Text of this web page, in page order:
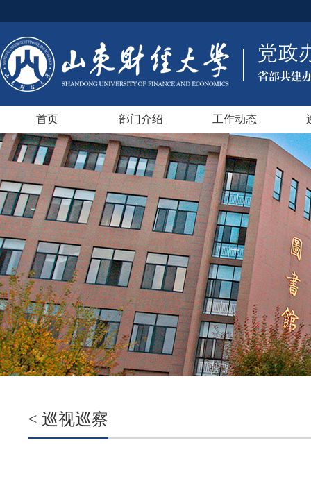
首页 部门介绍 工作动态
< 巡视巡察